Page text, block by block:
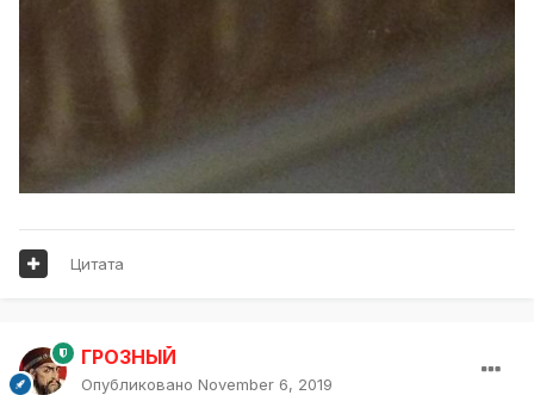
Цитата
ГРОЗНЫЙ
Опубликовано November 6, 2019